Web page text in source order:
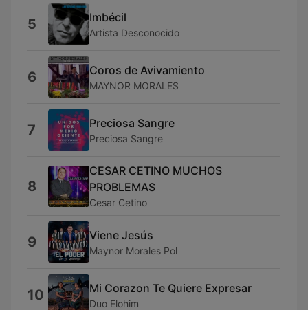
5 Imbécil
Artista Desconocido
6 Coros de Avivamiento
MAYNOR MORALES
7 Preciosa Sangre
Preciosa Sangre
8
CESAR CETINO MUCHOS
PROBLEMAS
Cesar Cetino
9 Viene Jesús
Maynor Morales Pol
10 Mi Corazon Te Quiere Expresar
Duo Elohim